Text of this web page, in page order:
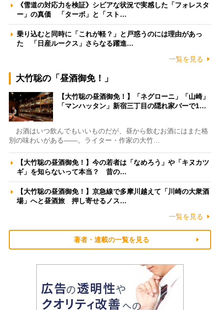
《雪道の対応力を検証》シビアな状況で実感した「フォレスタ
ー」の真価 「ターボ」と「スト…
乗り込むと同時に「これが軽？」と戸惑うのには理由があっ
た 「日産ルークス」さらなる躍進…
一覧を見る
大竹聡の「昼酒御免！」
【大竹聡の昼酒御免！】「ネグローニ」「山崎」
「マンハッタン」新宿三丁目の隠れ家バーで1…
お酒はいつ飲んでもいいものだが、昼から飲むお酒にはまた格
別の味わいがある――。ライター・作家の大竹…
【大竹聡の昼酒御免！】今の若者は「なめろう」や「キヌカツ
ギ」を知らないって本当？ 昔の…
【大竹聡の昼酒御免！】京急線で多摩川越えて「川崎の大衆酒
場」へと昼酒旅 押し寄せるノス…
一覧を見る
著者・連載の一覧を見る